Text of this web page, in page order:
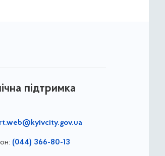
підтримка
(044) 366-80-13